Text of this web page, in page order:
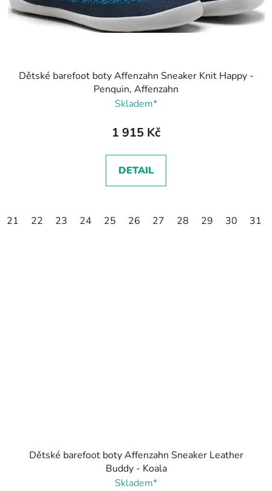
Dětské barefoot boty Affenzahn Sneaker Knit Happy -
Penquin, Affenzahn
Skladem*
1 915 Kč
DETAIL
21 22 23 24 25 26 27 28 29 30 31
Dětské barefoot boty Affenzahn Sneaker Leather
Buddy - Koala
Skladem*